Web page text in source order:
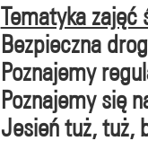
Tematyka
Bezpieczna
Poznajemy
Poznajemy się
Jesień tuż, tuż,